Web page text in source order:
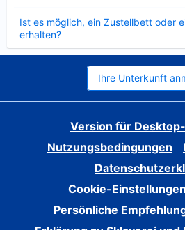
Ist es möglich, ein Zustellbett oder
erhalten?
Ihre Unterkunft
Version für
Nutzungsbedingungen
Cookie-
Persönliche